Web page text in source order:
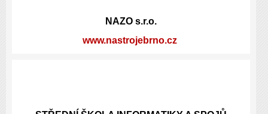
NAZO s.r.o.
www.nastrojebrno.cz